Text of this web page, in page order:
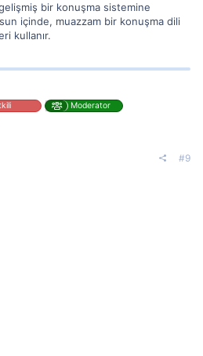
bir konuşma sistemine
içinde, muazzam bir konuşma dili
kullanır.
Moderator
#9